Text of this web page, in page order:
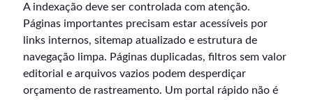
A indexação deve ser controlada com atenção.
Páginas importantes precisam estar acessíveis por
links internos, sitemap atualizado e estrutura de
navegação limpa. Páginas duplicadas, filtros sem valor
editorial e arquivos vazios podem desperdiçar
orçamento de rastreamento. Um portal rápido não é